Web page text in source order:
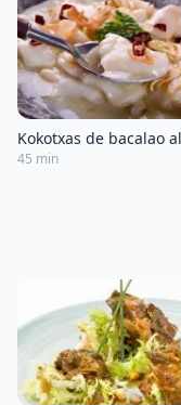
Kokotxas de bacalao
45 min